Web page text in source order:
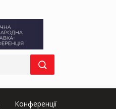
Конференції